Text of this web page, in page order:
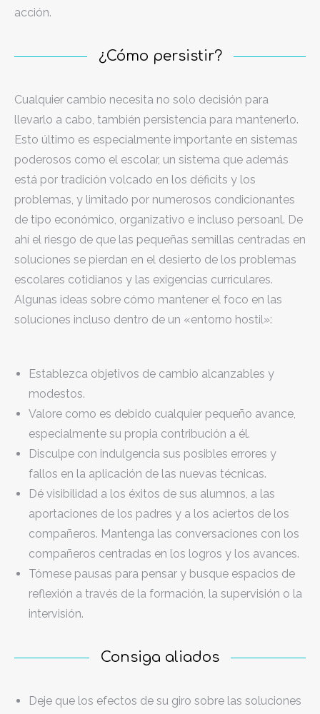
acción.
¿Cómo persistir?
Cualquier cambio necesita no solo decisión para
llevarlo a cabo, también persistencia para mantenerlo.
Esto último es especialmente importante en sistemas
poderosos como el escolar, un sistema que además
está por tradición volcado en los déficits y los
problemas, y limitado por numerosos condicionantes
de tipo económico, organizativo e incluso persoanl. De
ahí el riesgo de que las pequeñas semillas centradas en
soluciones se pierdan en el desierto de los problemas
escolares cotidianos y las exigencias curriculares.
Algunas ideas sobre cómo mantener el foco en las
soluciones incluso dentro de un «entorno hostil»:
Establezca objetivos de cambio alcanzables y
modestos.
Valore como es debido cualquier pequeño avance,
especialmente su propia contribución a él.
Disculpe con indulgencia sus posibles errores y
fallos en la aplicación de las nuevas técnicas.
Dé visibilidad a los éxitos de sus alumnos, a las
aportaciones de los padres y a los aciertos de los
compañeros. Mantenga las conversaciones con los
compañeros centradas en los logros y los avances.
Tómese pausas para pensar y busque espacios de
reflexión a través de la formación, la supervisión o la
intervisión.
Consiga aliados
Deje que los efectos de su giro sobre las soluciones